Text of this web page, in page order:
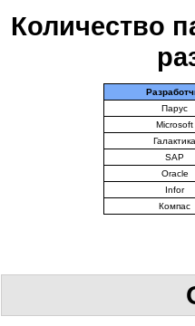
Количество
Парус
Microsoft
Галактика
SAP
Oracle
Infor
Компас